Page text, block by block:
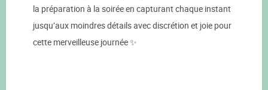
la préparation à la soirée en capturant chaque instant
jusqu’aux moindres détails avec discrétion et joie pour
cette merveilleuse journée ✨